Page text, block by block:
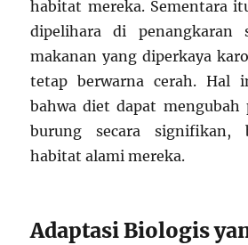
habitat mereka. Sementara
dipelihara di penangkaran
makanan yang diperkaya
tetap berwarna cerah. Hal
bahwa diet dapat
burung secara
habitat alami mereka.
Adaptasi Biologis